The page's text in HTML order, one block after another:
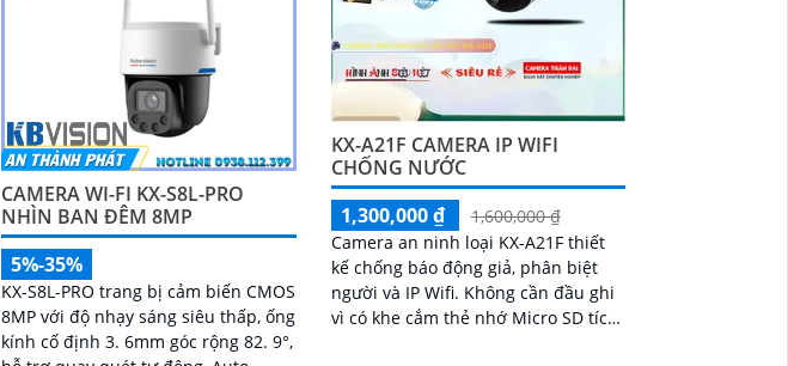
CAMERA WI-FI KX-S8L-PRO
NHÌN BAN ĐÊM 8MP
5%-35%
KX-S8L-PRO trang bị cảm biến CMOS
8MP với độ nhạy sáng siêu thấp, ống
kính cố định 3. 6mm góc rộng 82. 9°,
KX-A21F CAMERA IP WIFI
CHỐNG NƯỚC
1,300,000 ₫
1,600,000 ₫
Camera an ninh loại KX-A21F thiết
kế chống báo động giả, phân biệt
người và IP Wifi. Không cần đầu ghi
vì có khe cắm thẻ nhớ Micro SD tích